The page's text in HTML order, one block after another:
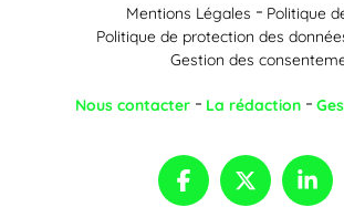
Mentions Légales
Politique
Politique de protection des
Gestion des
Nous contacter La rédaction